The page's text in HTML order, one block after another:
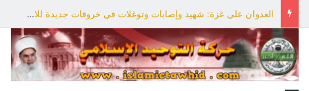
العدوان على غزة: شهيد وإصابات وتوغلات في خروقات جديدة للاحتلال